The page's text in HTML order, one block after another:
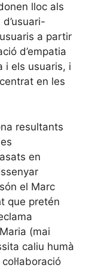
lloc als
a partir
d’empatia
i els usuaris, i
en les
resultants
en
el Marc
que pretén
(mai
caliu humà